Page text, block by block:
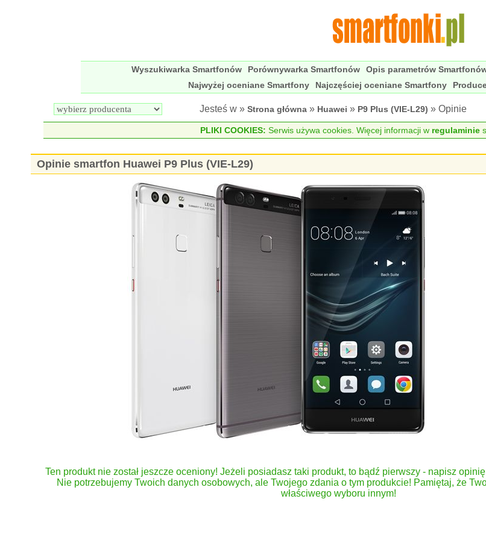
Wyszukiwarka Smartfonów Porównywarka Smartfonów Opis parametrów
Najwyżej oceniane Smartfony
Najczęściej oceniane Smartfony
Jesteś w » Strona główna » Huawei » P9 Plus (VIE-L29) » Opinie
PLIKI COOKIES: Serwis używa cookies. Więcej informacji w regulaminie
Opinie smartfon Huawei P9 Plus (VIE-L29)
Ten produkt nie został jeszcze oceniony! Jeżeli posiadasz taki produkt, to bądź pierwszy - napisz
Nie potrzebujemy Twoich danych osobowych, ale Twojego zdania o tym produkcie! Pamiętaj, że
właściwego wyboru innym!